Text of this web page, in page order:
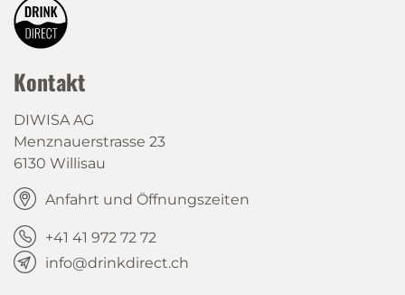
Kontakt
DIWISA AG
Menznauerstrasse 23
6130 Willisau
Anfahrt und Öffnungszeiten
+41 41 972 72 72
info@drinkdirect.ch